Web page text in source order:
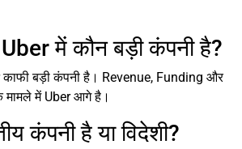
में कौन बड़ी कंपनी है?
काफी बड़ी कंपनी है। Revenue, Funding और
में Uber आगे है।
कंपनी है या विदेशी?